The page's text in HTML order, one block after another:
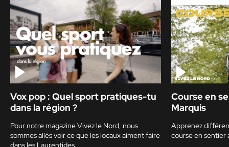
Vox pop : Quel sport pratiques-tu
dans la région ?
Pour notre magazine Vivez le Nord, nous
sommes allés voir ce que les locaux aiment faire
dans les Laurentides.
Course en
Marquis
Apprenez
course en sentier